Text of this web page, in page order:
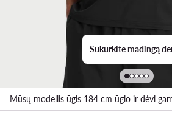
Sukurkite madingą
Mūsų modellis ūgis 184 cm ūgio ir dėvi